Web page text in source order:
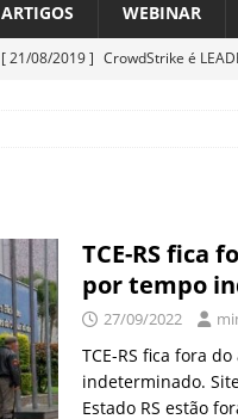
ARTIGOS WEBINAR
[ 21/08/2019 ] CrowdStrike é
NOTÍCIAS
[ 06/08/2026 ]
Falsas promessas
NOTÍCIAS
[ 06/08/2026 ] Sem guardrails, a
TCE-RS fica
por tempo
27/09/2022
TCE-RS fica fora
indeterminado.
Estado RS estão